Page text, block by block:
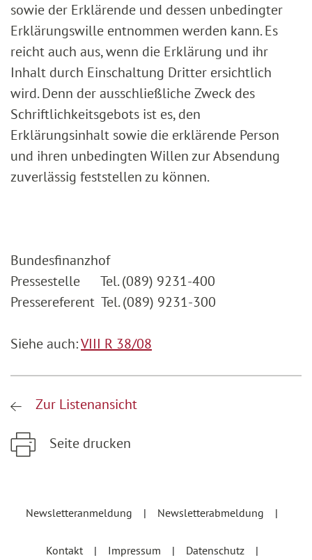
sowie der Erklärende und dessen unbedingter
Erklärungswille entnommen werden kann. Es
reicht auch aus, wenn die Erklärung und ihr
Inhalt durch Einschaltung Dritter ersichtlich
wird. Denn der ausschließliche Zweck des
Schriftlichkeitsgebots ist es, den
Erklärungsinhalt sowie die erklärende Person
und ihren unbedingten Willen zur Absendung
zuverlässig feststellen zu können.
Bundesfinanzhof
Pressestelle Tel. (089) 9231-400
Pressereferent Tel. (089) 9231-300
Siehe auch:VIII R 38/08
Zur Listenansicht
Seite drucken
Newsletteranmeldung
Newsletterabmeldung
Kontakt Impressum Datenschutz